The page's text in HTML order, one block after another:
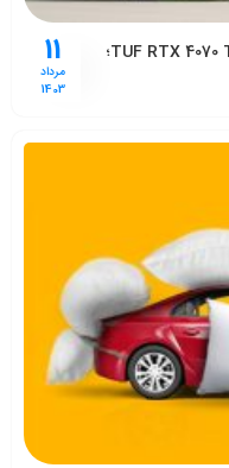
11
مرداد
1403
بررسی کارت گرافیک ایسوس TUF RTX 4070 Ti Super OC؛